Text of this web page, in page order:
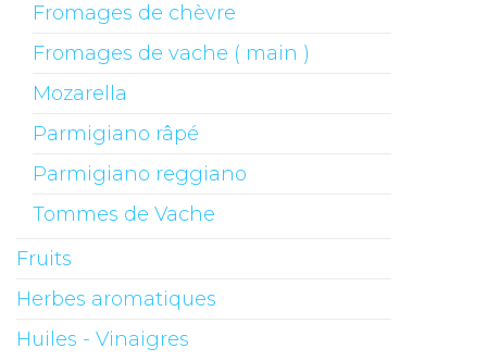
Fromages de chèvre
Fromages de vache ( main )
Mozarella
Parmigiano râpé
Parmigiano reggiano
Tommes de Vache
Fruits
Herbes aromatiques
Huiles - Vinaigres